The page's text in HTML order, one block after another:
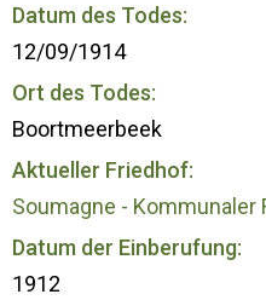
Datum des Todes:
12/09/1914
Ort des Todes:
Boortmeerbeek
Aktueller Friedhof:
Soumagne - Kommunaler
Datum der Einberufung:
1912